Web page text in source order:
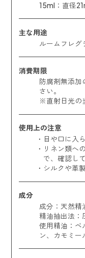
15ml：直径
主な用途
ルームフレグ
消費期限
防腐剤無添加
さい。
※直射日光の
使用上の注意
目や口に入
リネン類へ
で、確認し
シルクや革
成分
成分：天然精
精油抽出法：
使用精油： ベ
ン、カモミー